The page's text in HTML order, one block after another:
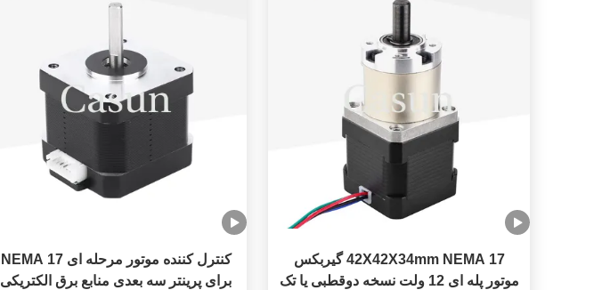
42X42X34mm NEMA 17 گیربکس
موتور پله ای 12 ولت نسخه دوقطبی یا تک
کنترل کننده موتور مرحله ای NEMA 17
برای پرینتر سه بعدی منابع برق الکتریکی